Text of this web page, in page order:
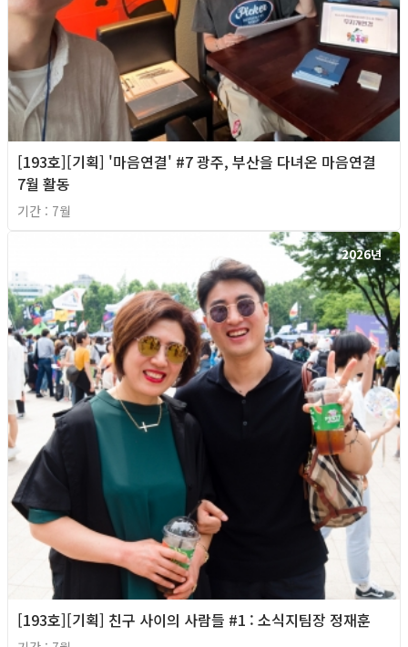
[193호][기획] '마음연결' #7 광주, 부산을 다녀온 마음연결
7월 활동
기간 : 7월
2026년
[193호][기획] 친구 사이의 사람들 #1 : 소식지팀장 정재훈